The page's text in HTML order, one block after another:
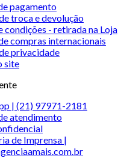
pagamento
troca e devolução
condições - retirada na Loja
compras internacionais
privacidade
site
| (21) 97971-2181
atendimento
de Imprensa |